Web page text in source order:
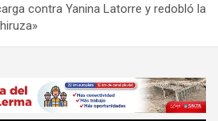
contra Yanina Latorre y redobló la